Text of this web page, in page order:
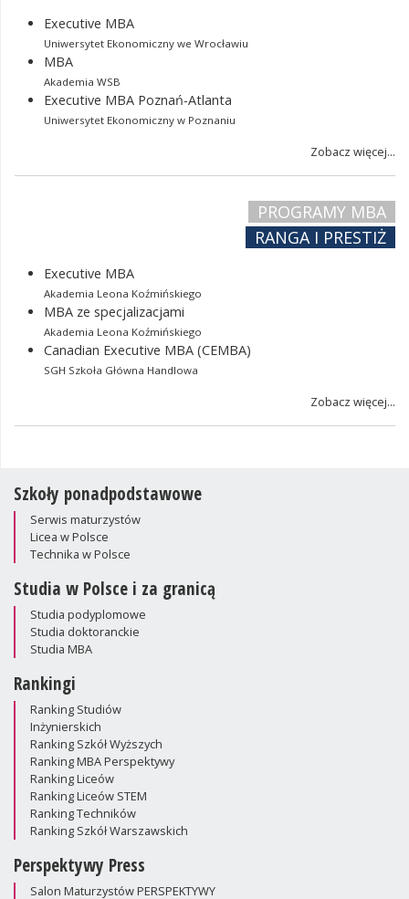
Executive MBA
Uniwersytet Ekonomiczny we Wrocławiu
MBA
Akademia WSB
Executive MBA Poznań-Atlanta
Uniwersytet Ekonomiczny w Poznaniu
Zobacz więcej...
PROGRAMY MBA
RANGA I PRESTIŻ
Executive MBA
Akademia Leona Koźmińskiego
MBA ze specjalizacjami
Akademia Leona Koźmińskiego
Canadian Executive MBA (CEMBA)
SGH Szkoła Główna Handlowa
Zobacz więcej...
Szkoły ponadpodstawowe
Serwis maturzystów
Licea w Polsce
Technika w Polsce
Studia w Polsce i za granicą
Studia podyplomowe
Studia doktoranckie
Studia MBA
Rankingi
Ranking Studiów
Inżynierskich
Ranking Szkół Wyższych
Ranking MBA Perspektywy
Ranking Liceów
Ranking Liceów STEM
Ranking Techników
Ranking Szkół Warszawskich
Perspektywy Press
Salon Maturzystów PERSPEKTYWY